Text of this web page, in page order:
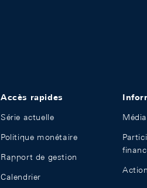
Accès rapides
Série actuelle
Politique monétaire
Rapport de gestion
Calendrier